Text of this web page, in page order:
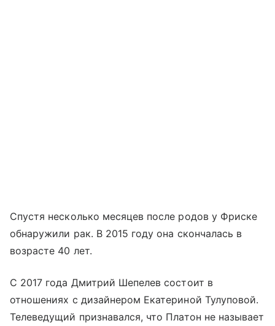
Спустя несколько месяцев после родов у Фриске
обнаружили рак. В 2015 году она скончалась в
возрасте 40 лет.
С 2017 года Дмитрий Шепелев состоит в
отношениях с дизайнером Екатериной Тулуповой.
Телеведущий признавался, что Платон не называет